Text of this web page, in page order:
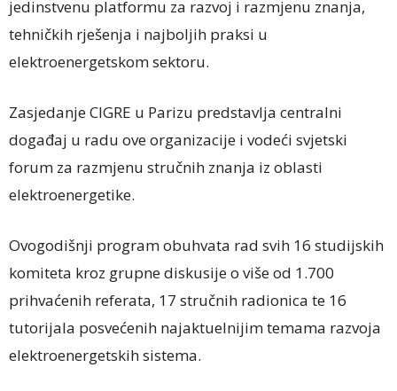
jedinstvenu platformu za razvoj i razmjenu znanja,
tehničkih rješenja i najboljih praksi u
elektroenergetskom sektoru.
Zasjedanje CIGRE u Parizu predstavlja centralni
događaj u radu ove organizacije i vodeći svjetski
forum za razmjenu stručnih znanja iz oblasti
elektroenergetike.
Ovogodišnji program obuhvata rad svih 16 studijskih
komiteta kroz grupne diskusije o više od 1.700
prihvaćenih referata, 17 stručnih radionica te 16
tutorijala posvećenih najaktuelnijim temama razvoja
elektroenergetskih sistema.